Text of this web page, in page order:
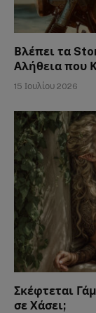
Βλέπει τα
Αλήθεια που
15 Ιουλίου 2026
Σκέφτεται
σε Χάσει;